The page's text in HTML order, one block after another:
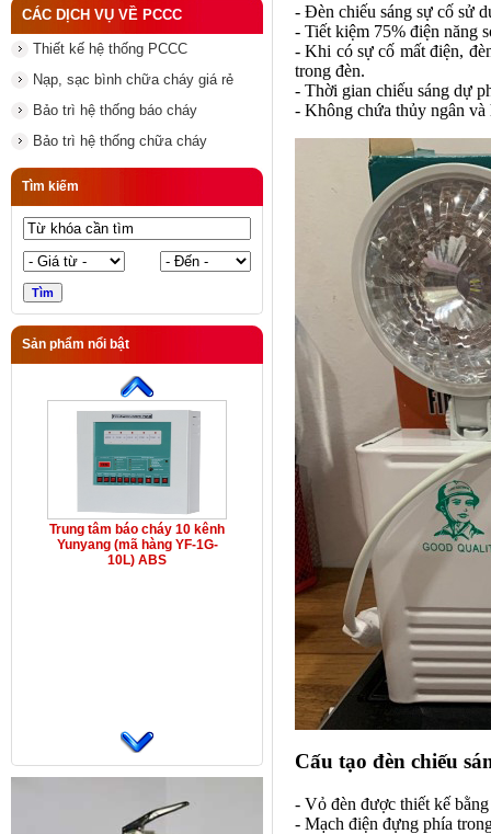
CÁC DỊCH VỤ VỀ PCCC
Thiết kế hệ thống PCCC
Nạp, sạc bình chữa cháy giá rẻ
Bảo trì hệ thống báo cháy
Bảo trì hệ thống chữa cháy
Tìm kiếm
Sản phẩm nổi bật
Trung tâm báo cháy 10 kênh
Yunyang (mã hàng YF-1G-
10L) ABS
- Đèn chiếu sáng sự cố sử
- Tiết kiệm 75% điện năng
- Khi có sự cố mất điện,
trong đèn.
- Thời gian chiếu sáng dự
- Không chứa thủy ngân và
Cấu tạo đèn chiếu
- Vỏ đèn được thiết kế
- Mạch điện đựng phía